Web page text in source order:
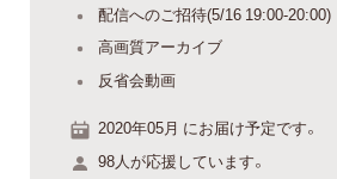
配信へのご招待(5/16 19:00-20:00)
高画質アーカイブ
反省会動画
2020年05月 にお届け予定です。
98人が応援しています。